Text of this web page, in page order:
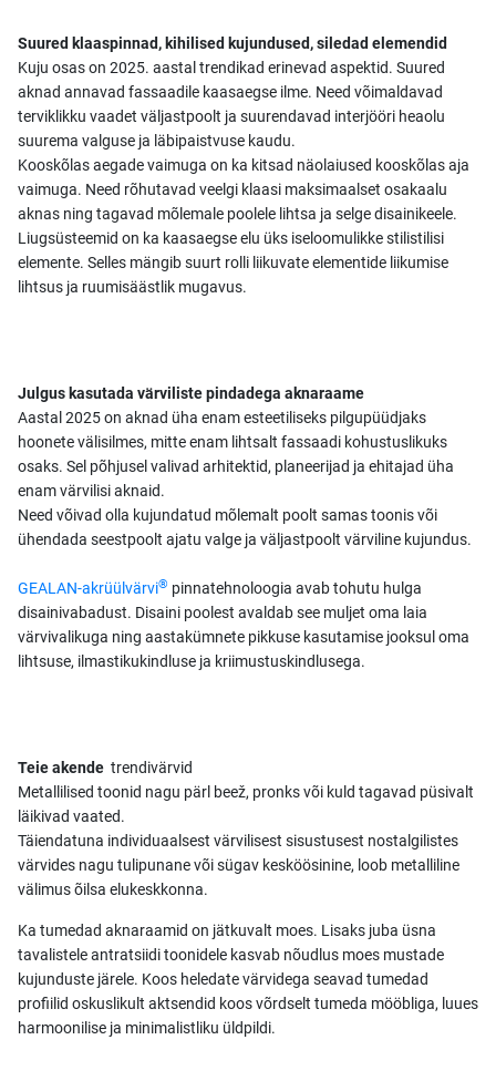
Suured klaaspinnad, kihilised kujundused, siledad elemendid
Kuju osas on 2025. aastal trendikad erinevad aspektid. Suured
aknad annavad fassaadile kaasaegse ilme. Need võimaldavad
terviklikku vaadet väljastpoolt ja suurendavad interjööri heaolu
suurema valguse ja läbipaistvuse kaudu.
Kooskõlas aegade vaimuga on ka kitsad näolaiused kooskõlas aja
vaimuga. Need rõhutavad veelgi klaasi maksimaalset osakaalu
aknas ning tagavad mõlemale poolele lihtsa ja selge disainikeele.
Liugsüsteemid on ka kaasaegse elu üks iseloomulikke stilistilisi
elemente. Selles mängib suurt rolli liikuvate elementide liikumise
lihtsus ja ruumisäästlik mugavus.
Julgus kasutada värviliste pindadega aknaraame
Aastal 2025 on aknad üha enam esteetiliseks pilgupüüdjaks
hoonete välisilmes, mitte enam lihtsalt fassaadi kohustuslikuks
osaks. Sel põhjusel valivad arhitektid, planeerijad ja ehitajad üha
enam värvilisi aknaid.
Need võivad olla kujundatud mõlemalt poolt samas toonis või
ühendada seestpoolt ajatu valge ja väljastpoolt värviline kujundus.
GEALAN-akrüülvärvi® pinnatehnoloogia avab tohutu hulga
disainivabadust. Disaini poolest avaldab see muljet oma laia
värvivalikuga ning aastakümnete pikkuse kasutamise jooksul oma
lihtsuse, ilmastikukindluse ja kriimustuskindlusega.
Teie akende trendivärvid
Metallilised toonid nagu pärl beež, pronks või kuld tagavad püsivalt
läikivad vaated.
Täiendatuna individuaalsest värvilisest sisustusest nostalgilistes
värvides nagu tulipunane või sügav kesköösinine, loob metalliline
välimus õilsa elukeskkonna.
Ka tumedad aknaraamid on jätkuvalt moes. Lisaks juba üsna
tavalistele antratsiidi toonidele kasvab nõudlus moes mustade
kujunduste järele. Koos heledate värvidega seavad tumedad
profiilid oskuslikult aktsendid koos võrdselt tumeda mööbliga, luues
harmoonilise ja minimalistliku üldpildi.